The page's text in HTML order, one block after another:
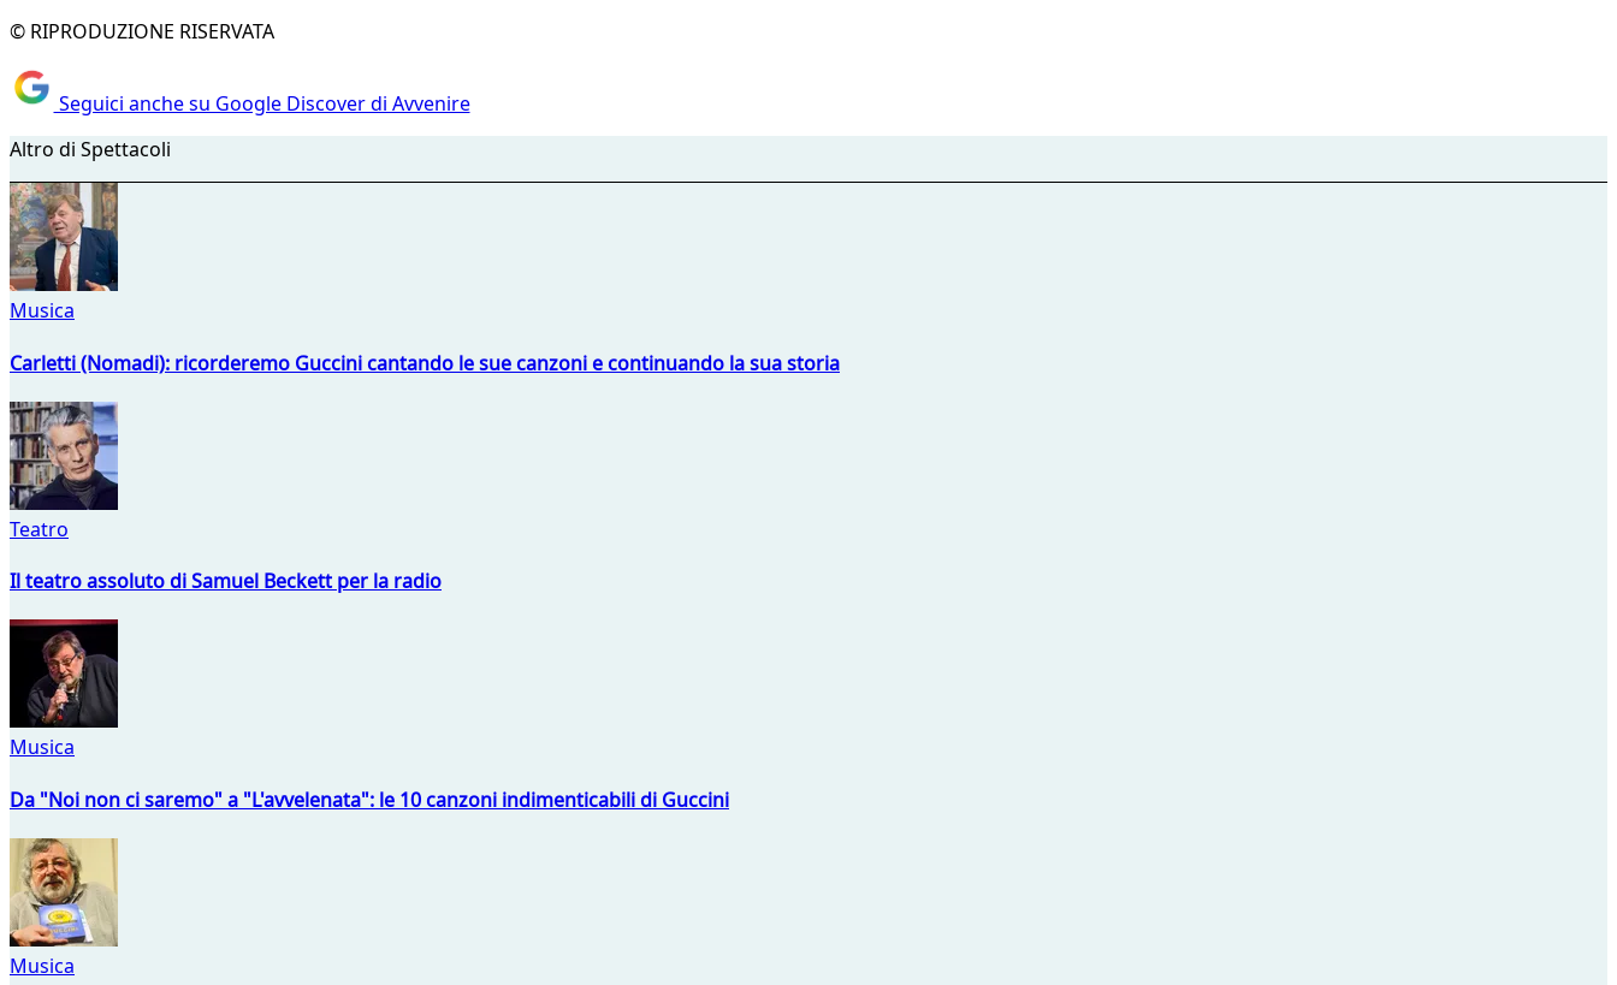
© RIPRODUZIONE RISERVATA
Seguici anche su Google Discover di Avvenire
Altro di Spettacoli
Musica
Carletti (Nomadi): ricorderemo Guccini cantando le sue canzoni e continuando la sua storia
Teatro
Il teatro assoluto di Samuel Beckett per la radio
Musica
Da "Noi non ci saremo" a "L'avvelenata": le 10 canzoni indimenticabili di Guccini
Musica